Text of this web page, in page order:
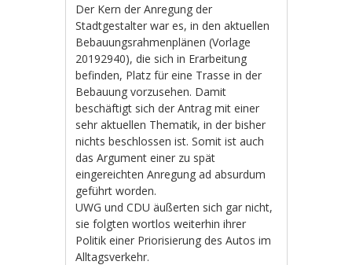
Der Kern der Anregung der
Stadtgestalter war es, in den aktuellen
Bebauungsrahmenplänen (Vorlage
20192940), die sich in Erarbeitung
befinden, Platz für eine Trasse in der
Bebauung vorzusehen. Damit
beschäftigt sich der Antrag mit einer
sehr aktuellen Thematik, in der bisher
nichts beschlossen ist. Somit ist auch
das Argument einer zu spät
eingereichten Anregung ad absurdum
geführt worden.
UWG und CDU äußerten sich gar nicht,
sie folgten wortlos weiterhin ihrer
Politik einer Priorisierung des Autos im
Alltagsverkehr.